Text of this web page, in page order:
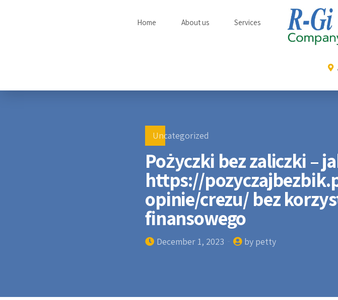
Home About us Services
Uncategorized
Pożyczki bez zaliczki –
https://
opinie/crezu/ bez
finansowego
December 1, 2023 by petty